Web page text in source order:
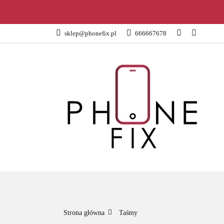
sklep@phonefix.pl 666667678
AKCESORIA
Strona główna Taśmy